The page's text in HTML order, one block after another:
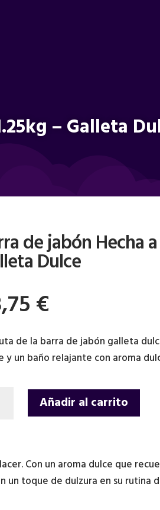
– Galleta
de jabón Hecha
Dulce
€
de la barra de jabón galleta
y un baño relajante con aroma
Añadir al carrito
Con un aroma dulce que
un toque de dulzura en su rutina